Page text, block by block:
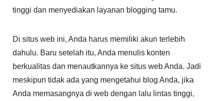
tinggi dan menyediakan layanan blogging tamu.
Di situs web ini, Anda harus memiliki akun terlebih
dahulu. Baru setelah itu, Anda menulis konten
berkualitas dan menautkannya ke situs web Anda. Jadi
meskipun tidak ada yang mengetahui blog Anda, jika
Anda memasangnya di web dengan lalu lintas tinggi,